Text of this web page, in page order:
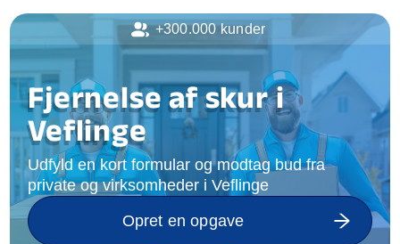
Fjernelse af skur i
Veflinge
Udfyld en kort formular og modtag bud fra
private og virksomheder i Veflinge
Opret en opgave
+300.000 kunder